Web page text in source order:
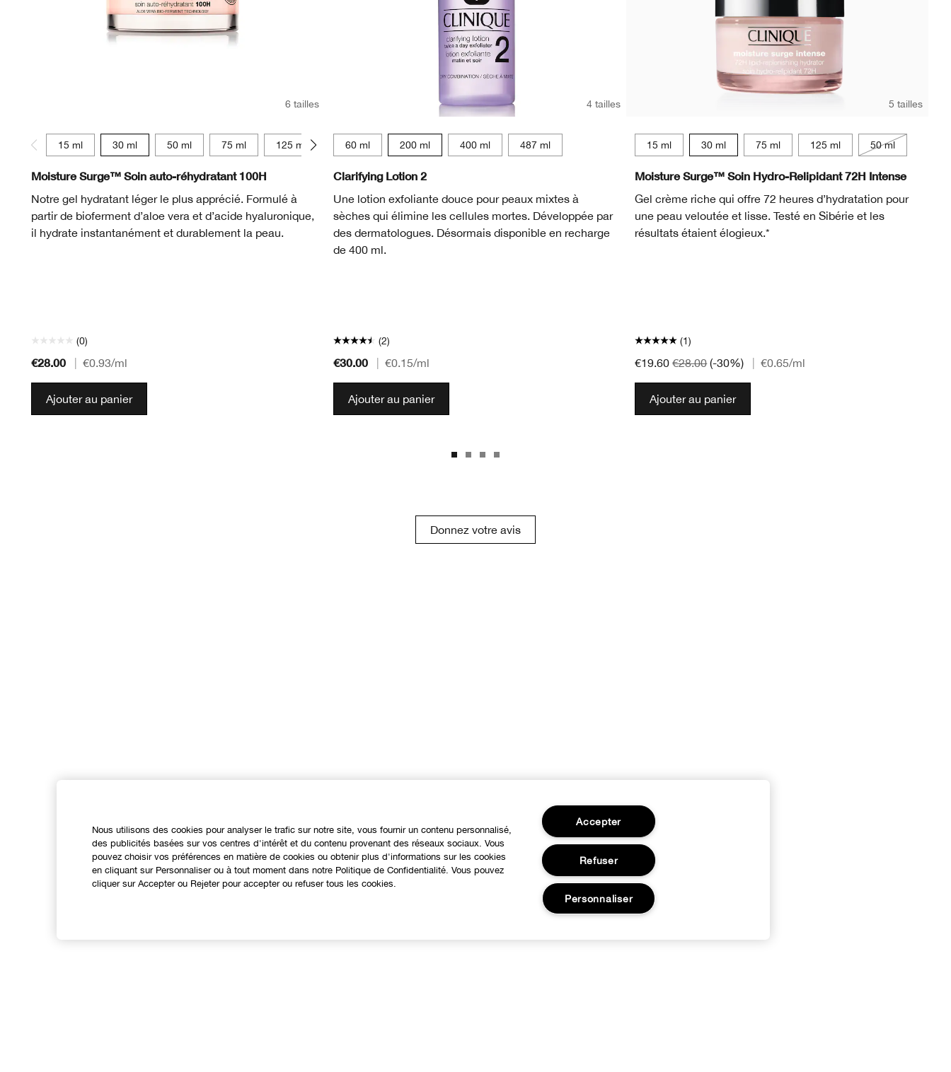
6 tailles
15 ml 30 ml 50 ml 75 ml 125 ml 15 ml
Moisture Surge™ Soin auto-réhydratant 100H
Notre gel hydratant léger le plus apprécié. Formulé à
partir de bioferment d’aloe vera et d’acide hyaluronique,
il hydrate instantanément et durablement la peau.
(0)
€28.00 €0.93/ml
Ajouter au panier
4 tailles
60 ml 200 ml 400 ml 487 ml
Clarifying Lotion 2
Une lotion exfoliante douce pour peaux mixtes à
sèches qui élimine les cellules mortes. Développée par
des dermatologues. Désormais disponible en recharge
de 400 ml.
(2)
€30.00 €0.15/ml
Ajouter au panier
5 tailles
15 ml 30 ml 75 ml 125 ml 50 ml
Moisture Surge™ Soin Hydro-Relipidant 72H Intense
Gel crème riche qui offre 72 heures d’hydratation pour
une peau veloutée et lisse. Testé en Sibérie et les
résultats étaient élogieux.*
(1)
€19.60€28.00 (-30%) €0.65/ml
Ajouter au panier
Donnez votre avis
Nous utilisons des cookies pour analyser le trafic sur notre site, vous fournir un contenu personnalisé,
des publicités basées sur vos centres d'intérêt et du contenu provenant des réseaux sociaux. Vous
pouvez choisir vos préférences en matière de cookies ou obtenir plus d'informations sur les cookies
en cliquant sur Personnaliser ou à tout moment dans notre Politique de Confidentialité. Vous pouvez
cliquer sur Accepter ou Rejeter pour accepter ou refuser tous les cookies.
Accepter
Refuser
Personnaliser